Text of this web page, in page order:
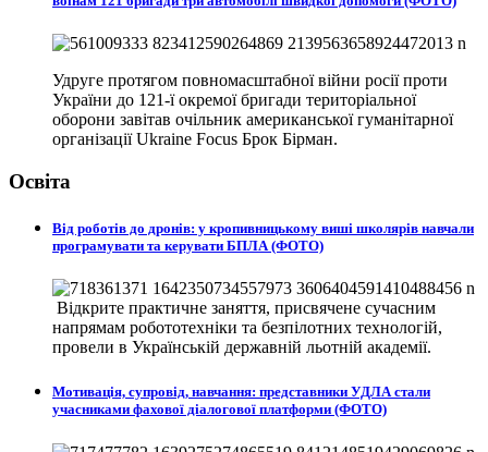
Удруге протягом повномасштабної війни росії проти
України до 121-ї окремої бригади територіальної
оборони завітав очільник американської гуманітарної
організації Ukraine Focus Брок Бірман.
Освіта
Від роботів до дронів: у кропивницькому виші школярів навчали
програмувати та керувати БПЛА (ФОТО)
Відкрите практичне заняття, присвячене сучасним
напрямам робототехніки та безпілотних технологій,
провели в Українській державній льотній академії.
Мотивація, супровід, навчання: представники УДЛА стали
учасниками фахової діалогової платформи (ФОТО)